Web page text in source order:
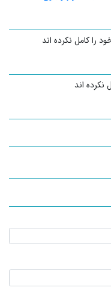
را کامل نکرده اند
نکرده اند